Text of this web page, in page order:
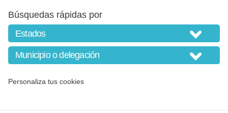
Búsquedas rápidas por
Personaliza tus cookies